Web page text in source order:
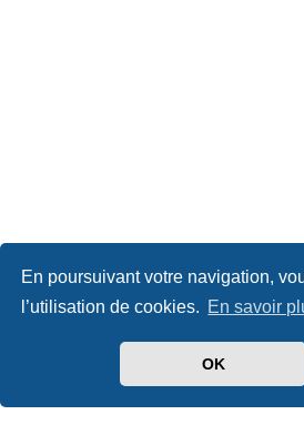
En poursuivant votre navigation,
l’utilisation de cookies. En savoir
OK